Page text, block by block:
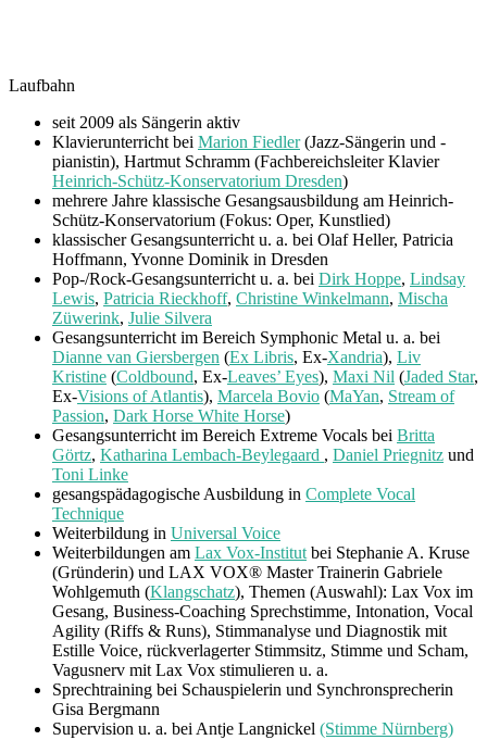
Laufbahn
seit 2009 als Sängerin aktiv
Klavierunterricht bei Marion Fiedler(Jazz-Sängerin und -
pianistin), Hartmut Schramm (Fachbereichsleiter Klavier
Heinrich-Schütz-Konservatorium Dresden)
mehrere Jahre klassische Gesangsausbildung am Heinrich-
Schütz-Konservatorium (Fokus: Oper, Kunstlied)
klassischer Gesangsunterricht u. a. bei Olaf Heller, Patricia
Hoffmann, Yvonne Dominik in Dresden
Pop-/Rock-Gesangsunterricht u. a. bei Dirk Hoppe, Lindsay
Lewis, Patricia Rieckhoff, Christine Winkelmann, Mischa
Züwerink, Julie Silvera
Gesangsunterricht im Bereich Symphonic Metal u. a. bei
Dianne van Giersbergen (Ex Libris, Ex-Xandria), Liv
Kristine (Coldbound, Ex-Leaves’ Eyes), Maxi Nil (Jaded Star,
Ex-Visions of Atlantis), Marcela Bovio (MaYan, Stream of
Passion, Dark Horse White Horse)
Gesangsunterricht im Bereich Extreme Vocals bei Britta
Görtz, Katharina Lembach-Beylegaard , Daniel Priegnitz und
Toni Linke
gesangspädagogische Ausbildung in Complete Vocal
Technique
Weiterbildung in Universal Voice
Weiterbildungen am Lax Vox-Institut bei Stephanie A. Kruse
(Gründerin) und LAX VOX® Master Trainerin Gabriele
Wohlgemuth (Klangschatz), Themen (Auswahl): Lax Vox im
Gesang, Business-Coaching Sprechstimme, Intonation, Vocal
Agility (Riffs & Runs), Stimmanalyse und Diagnostik mit
Estille Voice, rückverlagerter Stimmsitz, Stimme und Scham,
Vagusnerv mit Lax Vox stimulieren u. a.
Sprechtraining bei Schauspielerin und Synchronsprecherin
Gisa Bergmann
Supervision u. a. bei Antje Langnickel (Stimme Nürnberg)